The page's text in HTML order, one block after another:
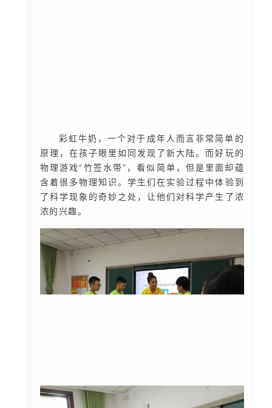
彩虹牛奶，一个对于成年人而言非常简单的
原理，在孩子眼里如同发现了新大陆。而好玩的
物理游戏“竹签水带”，看似简单，但是里面却蕴
含着很多物理知识。学生们在实验过程中体验到
了科学现象的奇妙之处，让他们对科学产生了浓
浓的兴趣。